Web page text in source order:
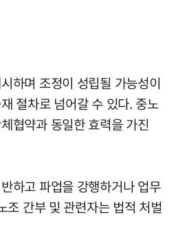
하며 조정이 성립될 가능성이
절차로 넘어갈 수 있다. 중노
협약과 동일한 효력을 가진
하고 파업을 강행하거나 업무
조 간부 및 관련자는 법적 처벌